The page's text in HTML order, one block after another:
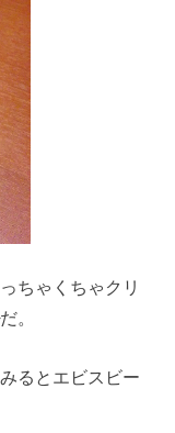
ちゃくちゃクリ
だ。
るとエビスビー